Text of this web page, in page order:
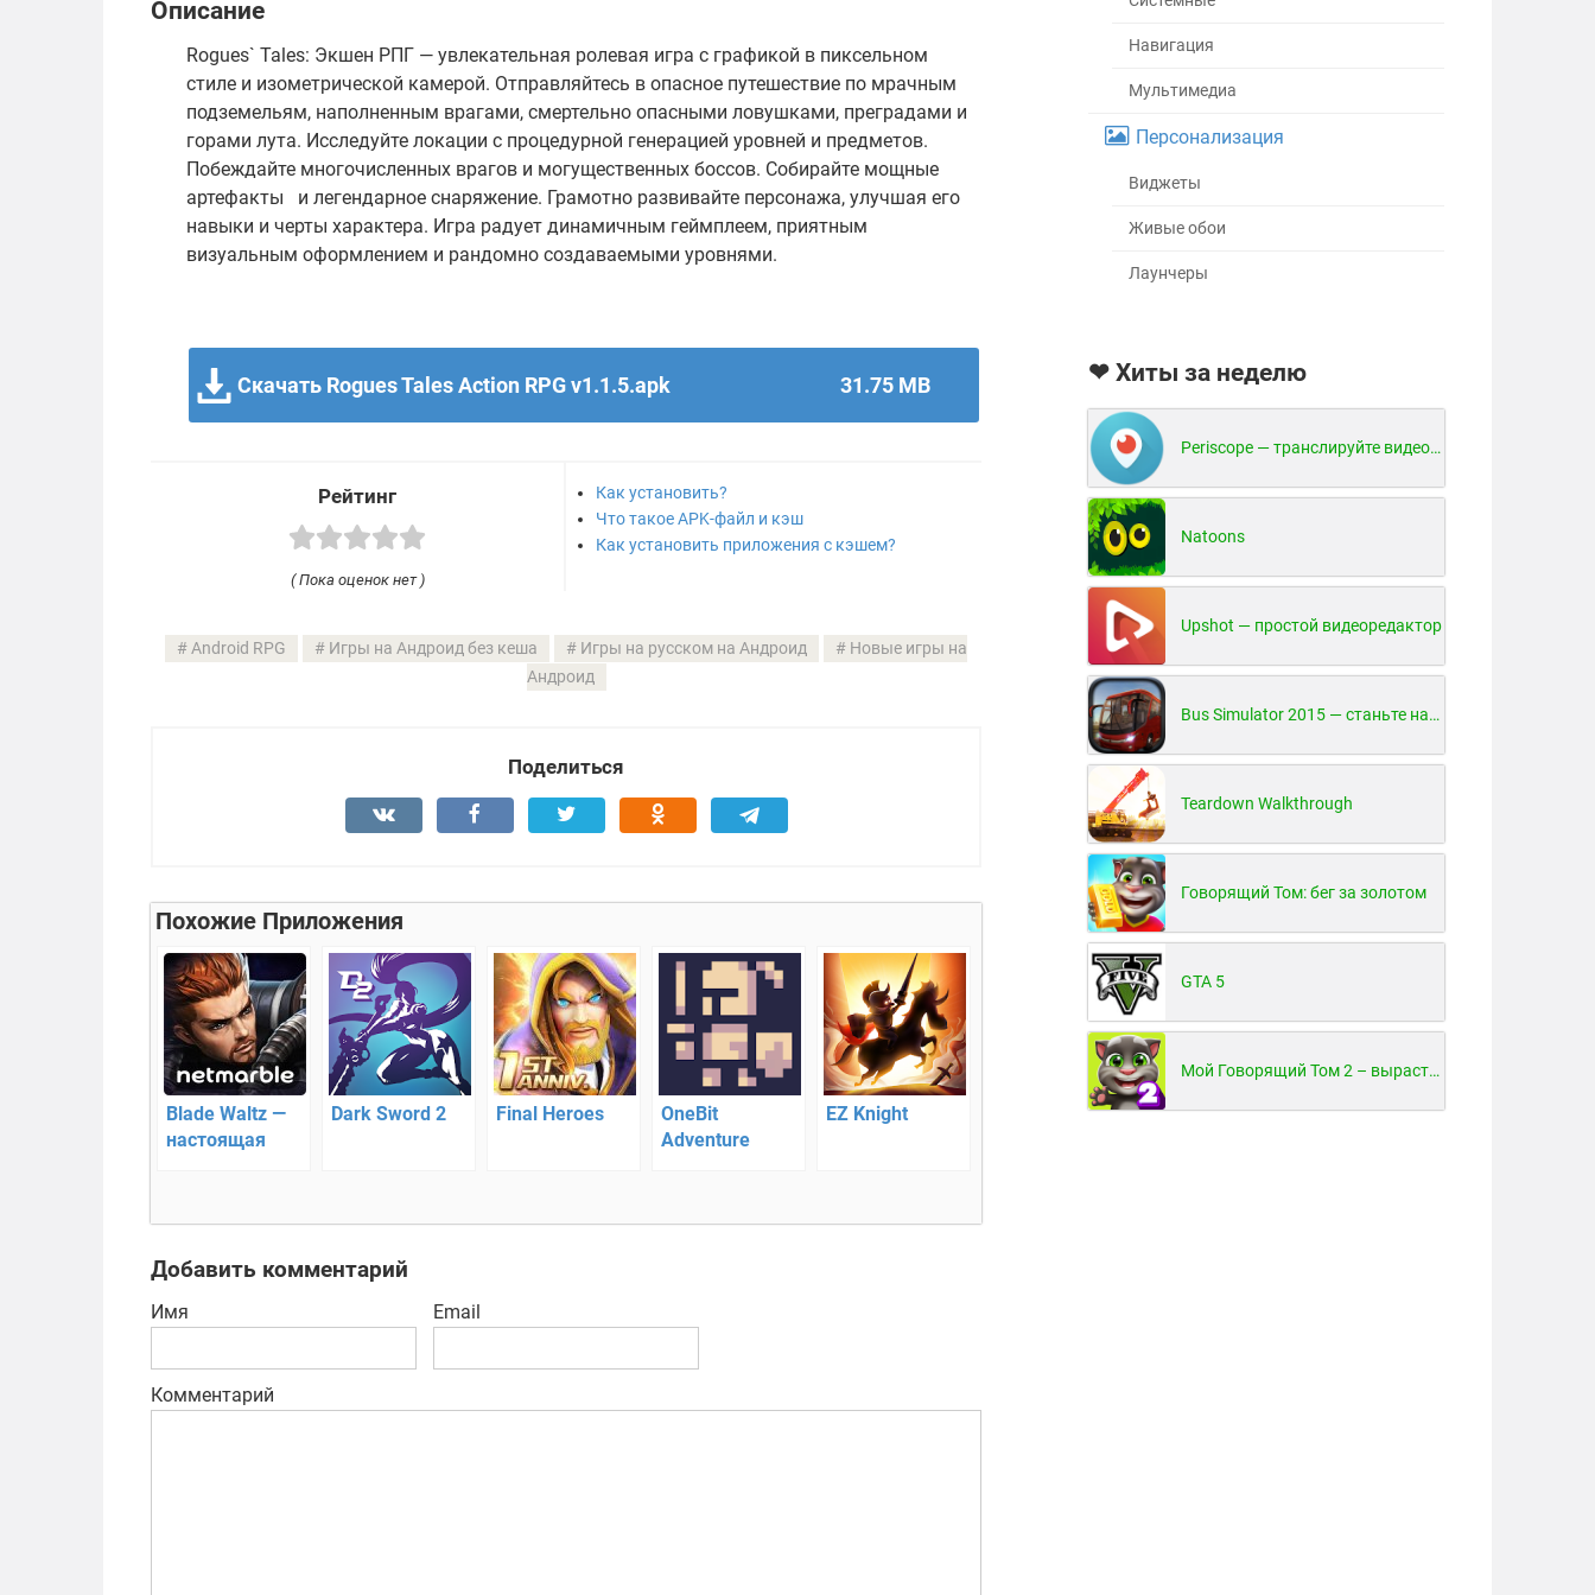
Описание
Rogues` Tales: Экшен РПГ — увлекательная ролевая игра с графикой в пиксельном
стиле и изометрической камерой. Отправляйтесь в опасное путешествие по мрачным
подземельям, наполненным врагами, смертельно опасными ловушками, преградами и
горами лута. Исследуйте локации с процедурной генерацией уровней и предметов.
Побеждайте многочисленных врагов и могущественных боссов. Собирайте мощные
артефакты и легендарное снаряжение. Грамотно развивайте персонажа, улучшая его
навыки и черты характера. Игра радует динамичным геймплеем, приятным
визуальным оформлением и рандомно создаваемыми уровнями.
Скачать Rogues Tales Action RPG v1.1.5.apk 31.75 MB
Рейтинг
( Пока оценок нет )
Как установить?
Что такое APK-файл и кэш
Как установить приложения с кэшем?
Android RPG Игры на Андроид без кеша Игры на русском на Андроид
Новые игры на
Андроид
Поделиться
Похожие Приложения
Blade Waltz —
настоящая
Dark Sword 2 Final Heroes
OneBit
Adventure
EZ Knight
Добавить комментарий
Имя Email
Комментарий
Навигация
Мультимедиа
Персонализация
Виджеты
Живые обои
Лаунчеры
❤ Хиты за неделю
Periscope — транслируйте видео в реальном времени!
Natoons
Upshot — простой видеоредактор
Bus Simulator 2015 — станьте настоящим водителем автобуса!
Teardown Walkthrough
Говорящий Том: бег за золотом
GTA 5
Мой Говорящий Том 2 – вырасти и воспитай своего котенка